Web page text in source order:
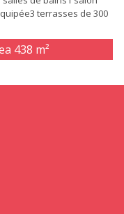
terrasses de 300
438 m²